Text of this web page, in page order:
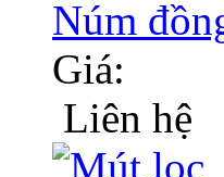
Núm
Giá:
Liên hệ